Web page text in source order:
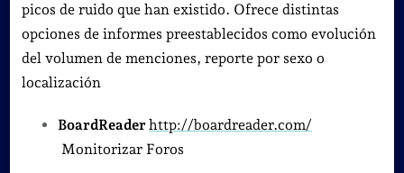
picos de ruido que han existido. Ofrece distintas
opciones de informes preestablecidos como evolución
del volumen de menciones, reporte por sexo o
localización
BoardReaderhttp://boardreader.com/
Monitorizar Foros